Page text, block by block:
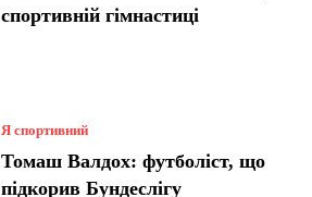
спортивній гімнастиці
Я спортивний
Томаш Валдох: футболіст, що
підкорив Бундеслігу